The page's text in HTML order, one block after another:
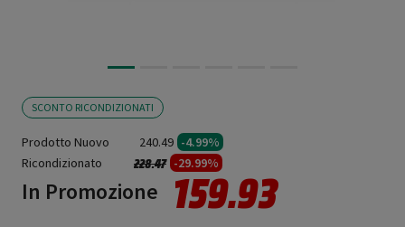
SCONTO RICONDIZIONATI
Prodotto Nuovo 240.49 -4.99%
Ricondizionato
Prezzo ridotto da
228.47a -29.99%
In Promozione 159.93